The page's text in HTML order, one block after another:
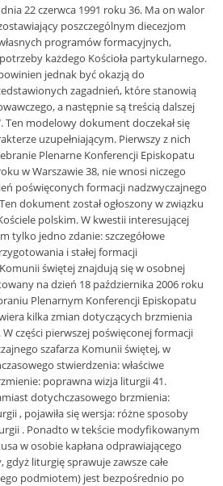
22 czerwca 1991 roku 36. Ma on walor
poszczególnym diecezjom
programów formacyjnych,
każdego Kościoła partykularnego.
jednak być okazją do
zagadnień, które stanowią
a następnie są treścią dalszej
modelowy dokument doczekał się
uzupełniającym. Pierwszy z nich
Plenarne Konferencji Episkopatu
w Warszawie 38, nie wnosi niczego
poświęconych formacji nadzwyczajnego
dokument został ogłoszony w związku
polskim. W kwestii interesującej
tylko jedno zdanie: szczegółowe
i stałej formacji
świętej znajdują się w osobnej
na dzień 18 października 2006 roku
Plenarnym Konferencji Episkopatu
kilka zmian dotyczących brzmienia
części pierwszej poświęconej formacji
szafarza Komunii świętej, w
stwierdzenia: właściwe
poprawna wizja liturgii 41.
dotychczasowego brzmienia:
, pojawiła się wersja: różne sposoby
. Ponadto w tekście modyfikowanym
w osobie kapłana odprawiającego
liturgię sprawuje zawsze całe
podmiotem) jest bezpośrednio po